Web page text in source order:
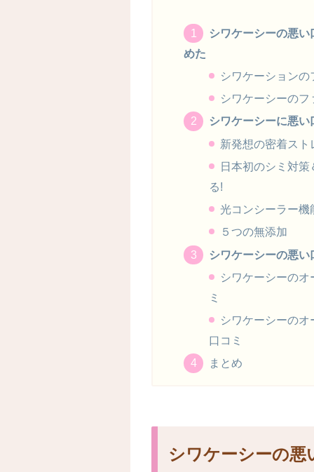
シワケーシーの悪
めた
シワケーションの
シワケーシーのフ
シワケーシーに悪
新発想の密着スト
日本初のシミ対
る!
光コンシーラー機
５つの無添加
シワケーシーの悪
シワケーシーの
ミ
シワケーシーの
口コミ
まとめ
シワケーシーの悪